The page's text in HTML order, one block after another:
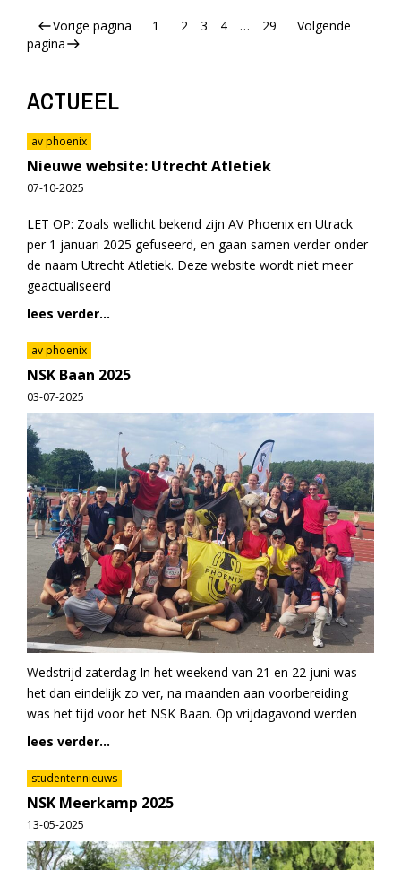
Vorige pagina 1 2 3 4 … 29
Volgende
pagina
ACTUEEL
av phoenix
Nieuwe website: Utrecht Atletiek
07-10-2025
LET OP: Zoals wellicht bekend zijn AV Phoenix en Utrack
per 1 januari 2025 gefuseerd, en gaan samen verder onder
de naam Utrecht Atletiek. Deze website wordt niet meer
geactualiseerd
lees verder...
av phoenix
NSK Baan 2025
03-07-2025
Wedstrijd zaterdag In het weekend van 21 en 22 juni was
het dan eindelijk zo ver, na maanden aan voorbereiding
was het tijd voor het NSK Baan. Op vrijdagavond werden
lees verder...
studentennieuws
NSK Meerkamp 2025
13-05-2025